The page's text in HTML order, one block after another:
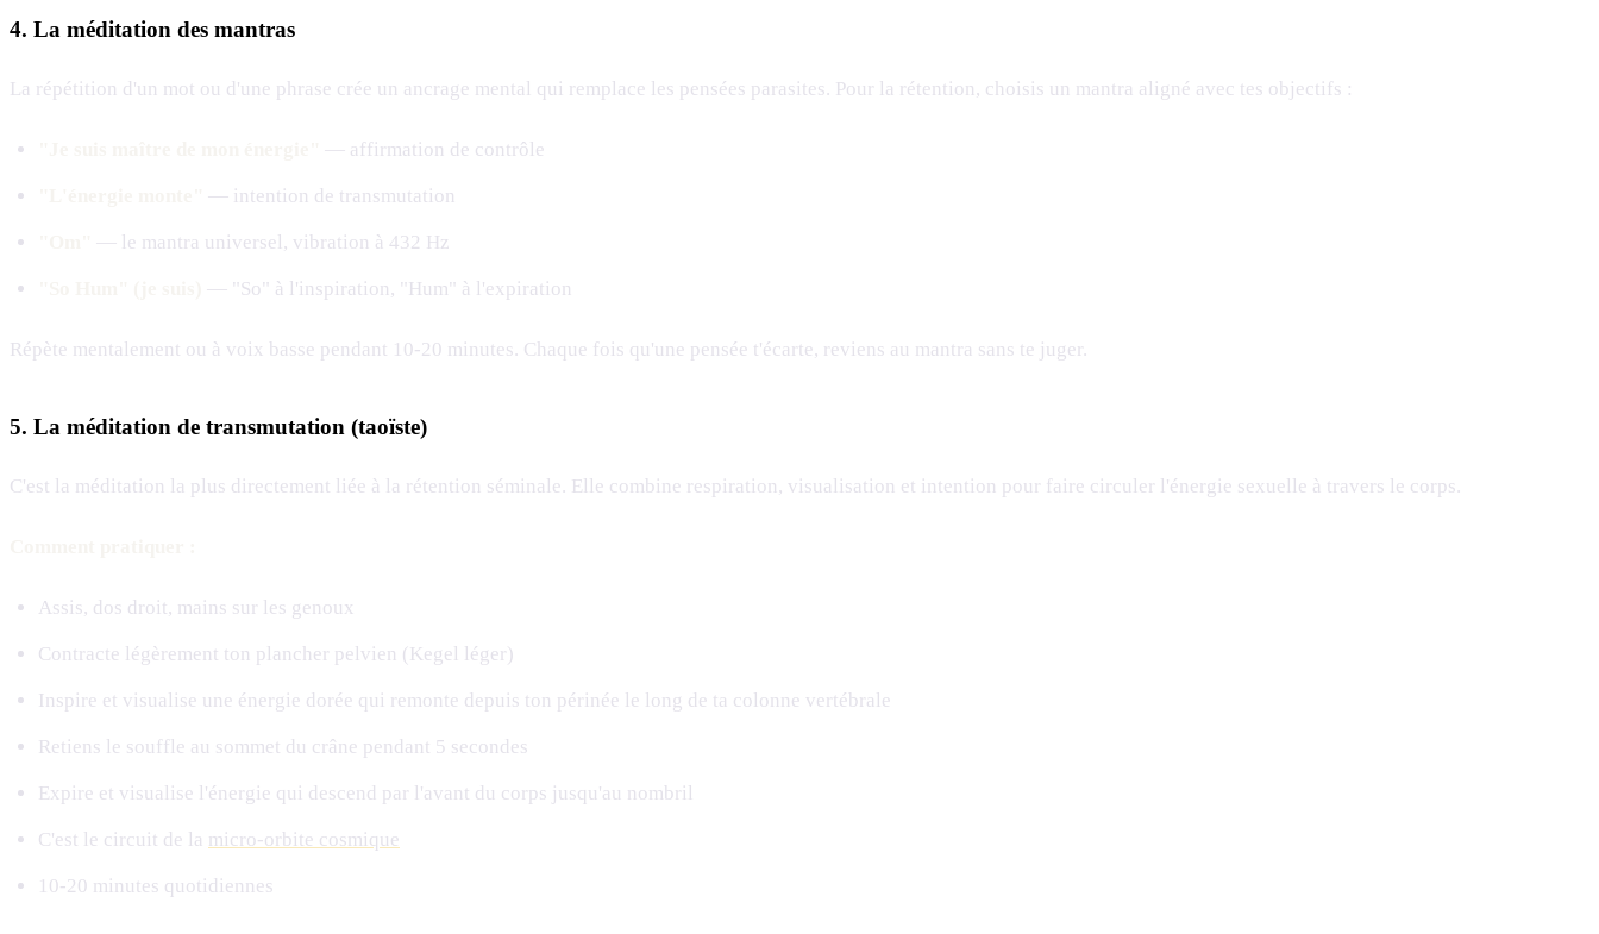
4. La méditation des mantras
La répétition d'un mot ou d'une phrase crée un ancrage mental qui remplace les pensées parasites. Pour la rétention, choisis un mantra aligné avec tes objectifs :
— affirmation de contrôle
— intention de transmutation
— le mantra universel, vibration à 432 Hz
— "So" à l'inspiration, "Hum" à l'expiration
Répète mentalement ou à voix basse pendant 10-20 minutes. Chaque fois qu'une pensée t'écarte, reviens au mantra sans te juger.
5. La méditation de transmutation (taoïste)
C'est la méditation la plus directement liée à la rétention séminale. Elle combine respiration, visualisation et intention pour faire circuler l'énergie sexuelle à travers le corps.
Assis, dos droit, mains sur les genoux
Contracte légèrement ton plancher pelvien (Kegel léger)
Inspire et visualise une énergie dorée qui remonte depuis ton périnée le long de ta colonne vertébrale
Retiens le souffle au sommet du crâne pendant 5 secondes
Expire et visualise l'énergie qui descend par l'avant du corps jusqu'au nombril
C'est le circuit de la micro-orbite cosmique
10-20 minutes quotidiennes